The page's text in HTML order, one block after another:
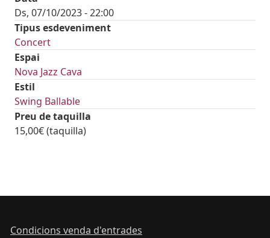
Ds, 07/10/2023 - 22:00
Tipus esdeveniment
Concert
Espai
Nova Jazz Cava
Estil
Swing Ballable
Preu de taquilla
15,00€ (taquilla)
Condicions venda d'entrades